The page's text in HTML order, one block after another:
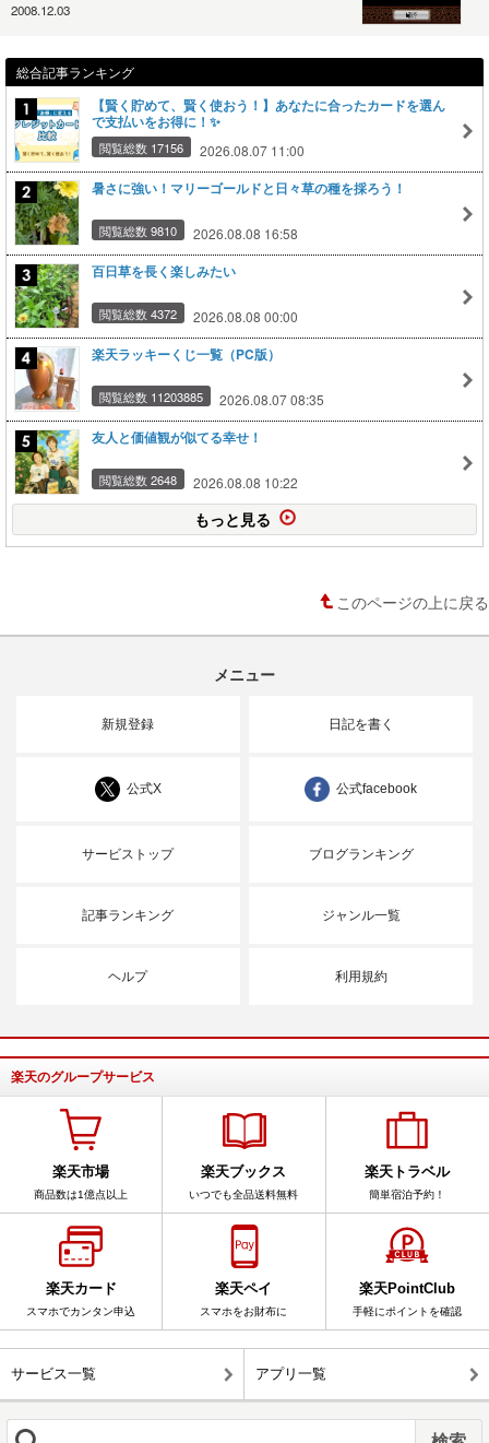
2008.12.03
総合記事ランキング
【賢く貯めて、賢く使おう！】あなたに合ったカードを選ん
で支払いをお得に！✨
閲覧総数 17156 2026.08.07 11:00
暑さに強い！マリーゴールドと日々草の種を採ろう！
閲覧総数 9810 2026.08.08 16:58
百日草を長く楽しみたい
閲覧総数 4372 2026.08.08 00:00
楽天ラッキーくじ一覧（PC版）
閲覧総数 11203885 2026.08.07 08:35
友人と価値観が似てる幸せ！
閲覧総数 2648 2026.08.08 10:22
もっと見る
このページの上に戻る
メニュー
新規登録 日記を書く
公式X 公式facebook
サービストップ ブログランキング
記事ランキング ジャンル一覧
ヘルプ 利用規約
楽天のグループサービス
楽天市場
商品数は1億点以上
楽天ブックス
いつでも全品送料無料
楽天トラベル
簡単宿泊予約！
楽天カード
スマホでカンタン申込
楽天ペイ
スマホをお財布に
楽天PointClub
手軽にポイントを確認
サービス一覧 アプリ一覧